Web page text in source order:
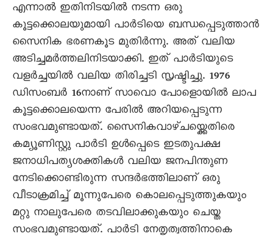
എന്നാല്‍ ഇതിനിടയില്‍ നടന്ന ഒരു
കൂട്ടക്കൊലയുമായി പാര്‍ടിയെ ബന്ധപ്പെടുത്താന്‍
സൈനിക ഭരണകൂട മുതിര്‍ന്നു. അത് വലിയ
അടിച്ചമര്‍ത്തലിനിടയാക്കി. ഇത് പാര്‍ടിയുടെ
വളര്‍ച്ചയില്‍ വലിയ തിരിച്ചടി സൃഷ്ടിച്ചു. 1976
ഡിസംബര്‍ 16നാണ് സാവൊ പോളൊയില്‍ ലാപ
കൂട്ടക്കൊലയെന്ന പേരില്‍ അറിയപ്പെടുന്ന
സംഭവമുണ്ടായത്. സൈനികവാഴ്ചയ്ക്കെതിരെ
കമ്യൂണിസ്റ്റു പാര്‍ടി ഉള്‍പ്പെടെ ഇടതുപക്ഷ
ജനാധിപത്യശക്തികള്‍ വലിയ ജനപിന്തുണ
നേടിക്കൊണ്ടിരുന്ന സന്ദര്‍ഭത്തിലാണ് ഒരു
വീടാക്രമിച്ച് മൂന്നുപേരെ കൊലപ്പെടുത്തുകയും
മറ്റു നാലുപേരെ തടവിലാക്കുകയും ചെയ്ത
സംഭവമുണ്ടായത്. പാര്‍ടി നേതൃത്വത്തിനാകെ